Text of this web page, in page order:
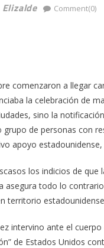
Comment(0)
comenzaron a llegar
la celebración de
sino la
de personas con
apoyo
los indicios de
asegura todo lo
territorio
intervino ante el
de Estados Unidos